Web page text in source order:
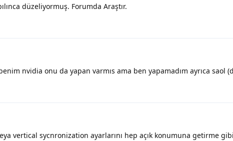
düzeliyormuş. Forumda Araştır.
nvidia onu da yapan varmıs ama ben yapamadım ayrıca saol
vertical sycnronization ayarlarını hep açık konumuna getirme